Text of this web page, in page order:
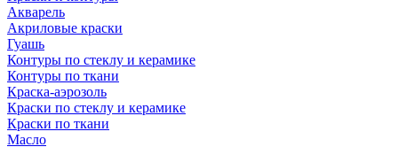
Акварель
Акриловые краски
Гуашь
Контуры по стеклу и керамике
Контуры по ткани
Краска-аэрозоль
Краски по стеклу и керамике
Краски по ткани
Масло